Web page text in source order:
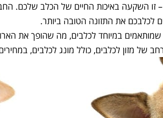
– זו השקעה באיכות החיים של הכלב שלכם.
לכלבכם את התזונה הטובה ביותר.
במיוחד לכלבים, מה שהופך את
של מזון לכלבים, כולל מונג לכלבים,